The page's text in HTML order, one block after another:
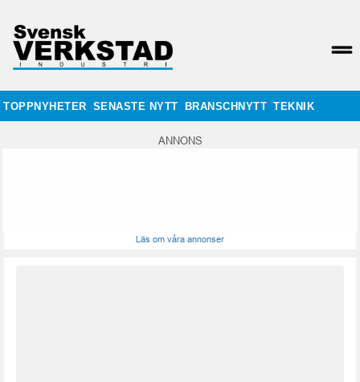
TOPPNYHETER SENASTE NYTT BRANSCHNYTT TEKNIK
ANNONS
Läs om våra annonser